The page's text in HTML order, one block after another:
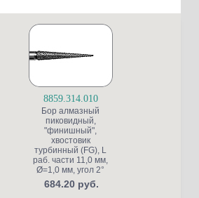
8859.314.010
Бор алмазный
пиковидный,
"финишный",
хвостовик
турбинный (FG), L
раб. части 11,0 мм,
Ø=1,0 мм, угол 2°
684.20 руб.